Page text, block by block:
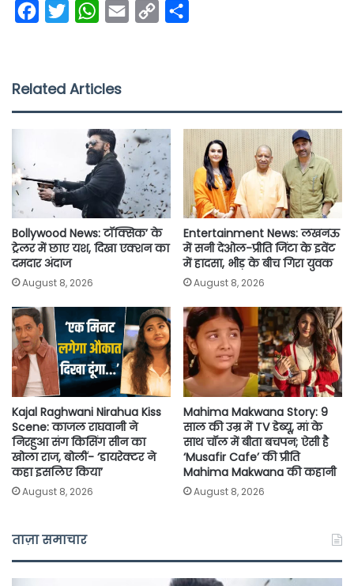
e
k
t
W
t
A
p
p
i
n
k
Related Articles
Bollywood News: टॉक्सिक’ के
ट्रेलर में छाए यश, दिखा एक्शन का
दमदार अंदाज
August 8, 2026
Entertainment News: लखनऊ
में सनी देओल-प्रीति जिंटा के इवेंट
में हादसा, भीड़ के बीच गिरा युवक
August 8, 2026
Kajal Raghwani Nirahua Kiss
Scene: काजल राघवानी ने
निरहुआ संग किसिंग सीन का
खोला राज, बोलीं- ‘डायरेक्टर ने
कहा इसलिए किया’
August 8, 2026
Mahima Makwana Story: 9
साल की उम्र में TV डेब्यू, मां के
साथ चॉल में बीता बचपन; ऐसी है
‘Musafir Cafe’ की प्रीति
Mahima Makwana की कहानी
August 8, 2026
ताज़ा समाचार